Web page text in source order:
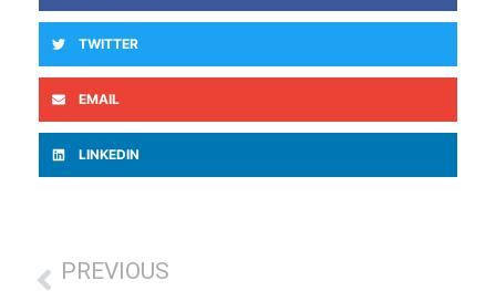
TWITTER
EMAIL
LINKEDIN
PREVIOUS